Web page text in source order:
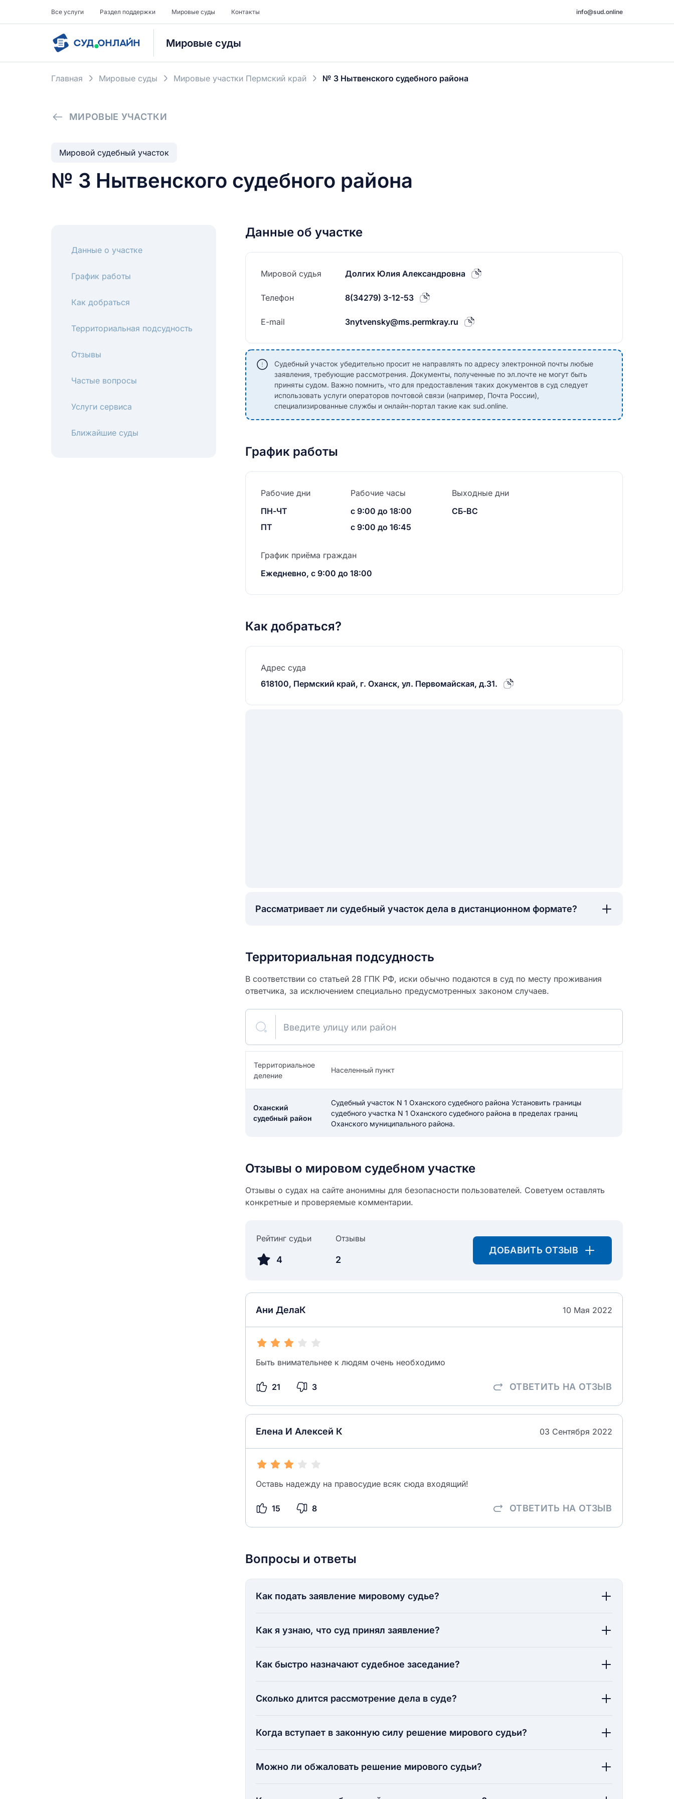
Все услуги Раздел поддержки Мировые суды Контакты info@sud.online
Мировые суды
Главная Мировые суды Мировые участки Пермский край № 3 Нытвенского судебного района
МИРОВЫЕ УЧАСТКИ
Мировой судебный участок
№ 3 Нытвенского судебного района
Данные о участке
График работы
Как добраться
Территориальная подсудность
Отзывы
Частые вопросы
Услуги сервиса
Ближайшие суды
Данные об участке
Мировой судья Долгих Юлия Александровна
Телефон 8(34279) 3-12-53
E-mail 3nytvensky@ms.permkray.ru
Судебный участок убедительно просит не направлять по адресу электронной почты любые
заявления, требующие рассмотрения. Документы, полученные по эл.почте не могут быть
приняты судом. Важно помнить, что для предоставления таких документов в суд следует
использовать услуги операторов почтовой связи (например, Почта России),
специализированные службы и онлайн-портал такие как sud.online.
График работы
Рабочие дни
ПН-ЧТ
ПТ
Рабочие часы
с 9:00 до 18:00
с 9:00 до 16:45
Выходные дни
СБ-ВС
График приёма граждан
Ежедневно, с 9:00 до 18:00
Как добраться?
Адрес суда
618100, Пермский край, г. Оханск, ул. Первомайская, д.31.
Рассматривает ли судебный участок дела в дистанционном формате?
Территориальная подсудность
В соответствии со статьей 28 ГПК РФ, иски обычно подаются в суд по месту проживания
ответчика, за исключением специально предусмотренных законом случаев.
Введите улицу или район
Территориальное
деление
Населенный пункт
Оханский
судебный район
Судебный участок N 1 Оханского судебного района Установить границы
судебного участка N 1 Оханского судебного района в пределах границ
Оханского муниципального района.
Отзывы о мировом судебном участке
Отзывы о судах на сайте анонимны для безопасности пользователей. Советуем оставлять
конкретные и проверяемые комментарии.
Рейтинг судьи
4
Отзывы
2
ДОБАВИТЬ ОТЗЫВ
Ани ДелаК 10 Мая 2022
Быть внимательнее к людям очень необходимо
21 3 ОТВЕТИТЬ НА ОТЗЫВ
Елена И Алексей К 03 Сентября 2022
Оставь надежду на правосудие всяк сюда входящий!
15 8 ОТВЕТИТЬ НА ОТЗЫВ
Как вы оцените судебный
участок?
Введите свой номер телефона
ОСТАВИТЬ ОТЗЫВ
Вопросы и ответы
Как подать заявление мировому судье?
Как я узнаю, что суд принял заявление?
Как быстро назначают судебное заседание?
Сколько длится рассмотрение дела в суде?
Когда вступает в законную силу решение мирового судьи?
Можно ли обжаловать решение мирового судьи?
НАЙТИ МЕНЯ